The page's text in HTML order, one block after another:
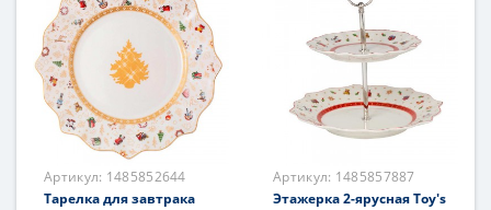
Артикул: 1485852644
Тарелка для завтрака
Артикул: 1485857887
Этажерка 2-ярусная Toy's